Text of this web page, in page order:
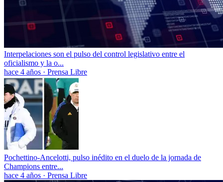
Interpelaciones son el pulso del control legislativo entre el
oficialismo y la o...
hace 4 años · Prensa Libre
Pochettino-Ancelotti, pulso inédito en el duelo de la jornada de
Champions entre...
hace 4 años · Prensa Libre